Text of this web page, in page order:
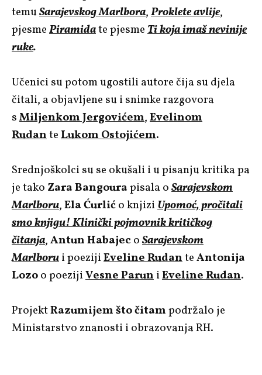
temuSarajevskog Marlbora,Proklete avlije,
pjesmePiramidate pjesmeTi koja imaš nevinije
ruke.
Učenici su potom ugostili autore čija su djela
čitali, a objavljene su i snimke razgovora
sMiljenkom Jergovićem,Evelinom
RudanteLukom Ostojićem.
Srednjoškolci su se okušali i u pisanju kritika pa
je tako Zara Bangourapisala oSarajevskom
Marlboru,Ela Ćurlićo knjiziUpomoć, pročitali
smo knjigu! Klinički pojmovnik kritičkog
čitanja,Antun Habajec oSarajevskom
Marlborui poezijiEveline RudanteAntonija
Lozoo poezijiVesne ParuniEveline Rudan.
ProjektRazumijem što čitampodržalo je
Ministarstvo znanosti i obrazovanja RH.